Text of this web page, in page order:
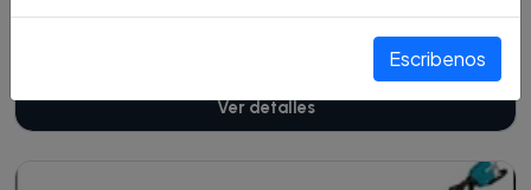
Bateria 4.0 AM + Cargador
Ver detalles
Escribenos